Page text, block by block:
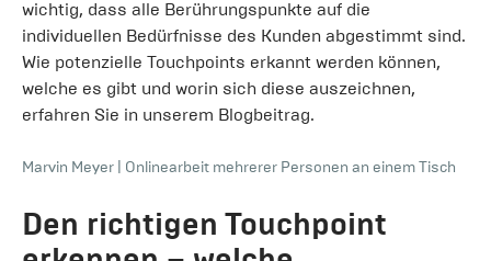
wichtig, dass alle Berührungspunkte auf die
individuellen Bedürfnisse des Kunden abgestimmt sind.
Wie potenzielle Touchpoints erkannt werden können,
welche es gibt und worin sich diese auszeichnen,
erfahren Sie in unserem Blogbeitrag.
Marvin Meyer Onlinearbeit mehrerer Personen an einem Tisch
Den richtigen Touchpoint